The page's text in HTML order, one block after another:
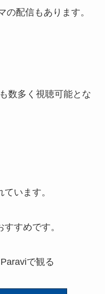
の配信もあります。
数多く視聴可能とな
います。
すめです。
で観る